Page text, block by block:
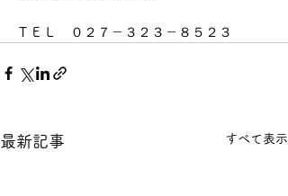
ＴＥＬ　０２７－３２３－８５２３
最新記事 すべて表示